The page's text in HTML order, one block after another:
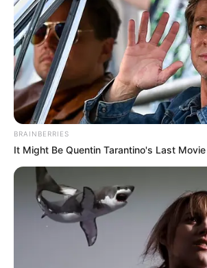
BRAINBERRIES
It Might Be Quentin Tarantino's Last Movie